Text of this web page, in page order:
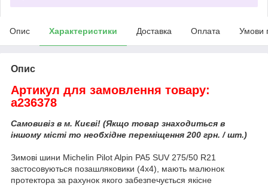
Опис Характеристики Доставка Оплата Умови
Опис
Артикул для замовлення товару:
a236378
Самовивіз в м. Києві! (Якщо товар знаходиться в
іншому місті то необхідне переміщення 200 грн. / шт.)
Зимові шини Michelin Pilot Alpin PA5 SUV 275/50 R21
застосовуються позашляковики (4х4), мають малюнок
протектора за рахунок якого забезпечується якісне